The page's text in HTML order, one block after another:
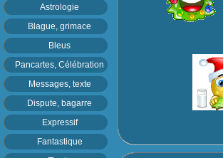
Astrologie
Blague, grimace
Bleus
Pancartes, Célébration
Messages, texte
Dispute, bagarre
Expressif
Fantastique